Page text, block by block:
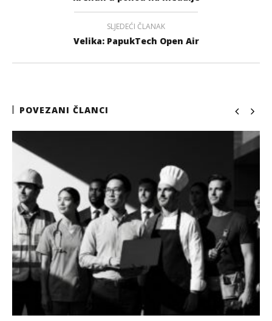
SLJEDEĆI ČLANAK
Velika: PapukTech Open Air
POVEZANI ČLANCI